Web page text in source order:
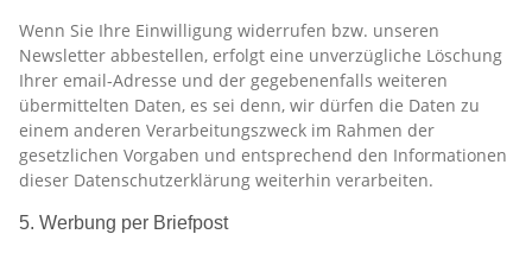
Wenn Sie Ihre Einwilligung widerrufen bzw. unseren
Newsletter abbestellen, erfolgt eine unverzügliche Löschung
Ihrer email-Adresse und der gegebenenfalls weiteren
übermittelten Daten, es sei denn, wir dürfen die Daten zu
einem anderen Verarbeitungszweck im Rahmen der
gesetzlichen Vorgaben und entsprechend den Informationen
dieser Datenschutzerklärung weiterhin verarbeiten.
5. Werbung per Briefpost